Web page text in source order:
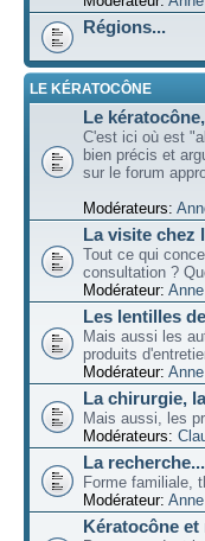
Régions...
LE KÉRATOCÔNE
Le
C'est ici où est
bien précis et
sur le forum
Modérateurs:
La visite chez
Tout ce qui
consultation ?
Modérateur: Anne
Les lentilles
Mais aussi les
produits
Modérateur: Anne
La chirurgie,
Mais aussi, les
Modérateurs:
La recherche...
Forme familiale,
Modérateur: Anne
Kératocône et